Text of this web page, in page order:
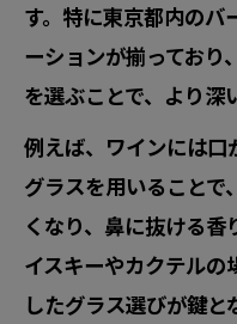
す。特に東京都内のバ
ーションが揃っており
を選ぶことで、より深
例えば、ワインには口
グラスを用いることで
くなり、鼻に抜ける
イスキーやカクテルの
したグラス選びが鍵と